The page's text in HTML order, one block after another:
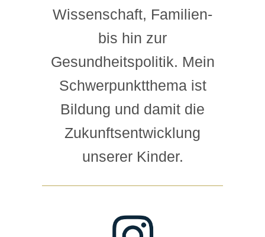
Wissenschaft, Familien-
bis hin zur
Gesundheitspolitik. Mein
Schwerpunktthema ist
Bildung und damit die
Zukunftsentwicklung
unserer Kinder.